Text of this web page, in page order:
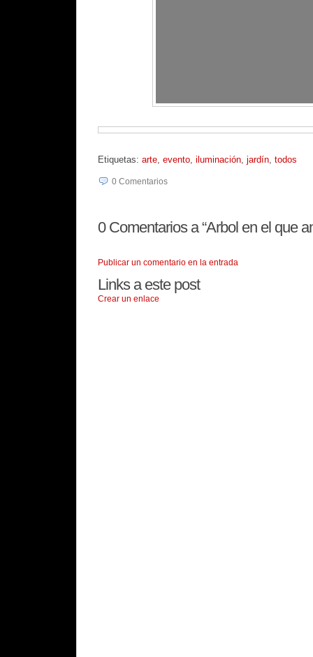
Etiquetas: arte evento iluminación jardín todos
0 Comentarios
0Comentarios a “Arbol en el que
Publicar un comentario en la entrada
Links a este post
Crear un enlace